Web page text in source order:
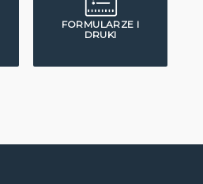
FORMULARZE I
DRUKI